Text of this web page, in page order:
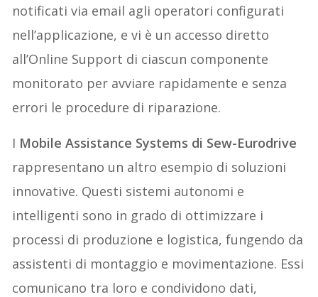
notificati via email agli operatori configurati
nell’applicazione, e vi è un accesso diretto
all’Online Support di ciascun componente
monitorato per avviare rapidamente e senza
errori le procedure di riparazione.
I Mobile Assistance Systems di Sew-Eurodrive
rappresentano un altro esempio di soluzioni
innovative. Questi sistemi autonomi e
intelligenti sono in grado di ottimizzare i
processi di produzione e logistica, fungendo da
assistenti di montaggio e movimentazione. Essi
comunicano tra loro e condividono dati,